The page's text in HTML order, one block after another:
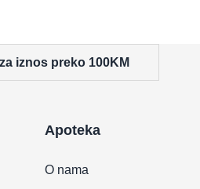
iznos preko 100KM
Apoteka
O nama